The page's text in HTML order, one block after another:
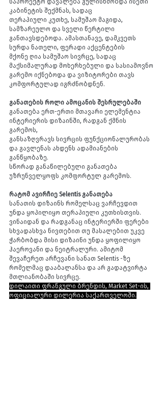
საპროექტო დავალება გულისხმობდა ისეთი
კაბინეტის შექმნას, სადაც
თერაპიული კუთხე, სამუშაო მაგიდა,
სამზარეულო და სველი წერტილი
განთავსდებოდა. ამასთანავე, დამკვეთს
სურდა ნათელი, ფერადი აქცენტების
მქონე ღია სამუშაო სივრცე, სადაც
მაქსიმალურად მოხერხებული და სასიამოვნო
გარემო იქნებოდა და ვიზიტორები თავს
კომფორტულად იგრძნობდნენ.
განათების როლი ამოცანის შესრულებაში
განათება ერთ-ერთი მთავარი ელემენტია
ინტერიერის დიზაინში, რადგან ქმნის
გარემოს,
განსაზღვრავს სივრცის ფუნქციონალურობას
და გავლენას ახდენს ადამიანების
განწყობაზე.
სწორად განაწილებული განათება
უზრუნველყოფს კომფორტულ გარემოს.
რატომ ავირჩიე Selentis განათება
სანათის დიზაინს რომელსაც ვარჩევდით
უნდა ყოპილიყო თერაპიული კუთხისთვის.
ვინაიდან და რადგანაც ინტერიერში ფერები
სხვადასხვა ნივთებით თუ მასალებით უკვე
ჭარბობდა მისი დიზაინი უნდა ყოფილიყო
ჰაეროვანი და ნეიტრალური. ამიტომ
შევაჩერეთ არჩევანი სანათ Selentis -ზე
რომელმაც დააბალანსა და არ გადატვირტა
მთლიანობაში სივრცე.
დილაითი ფრანგული ბრენდის, Market Set-ის,
ოფიციალური დილერია საქართველოში.